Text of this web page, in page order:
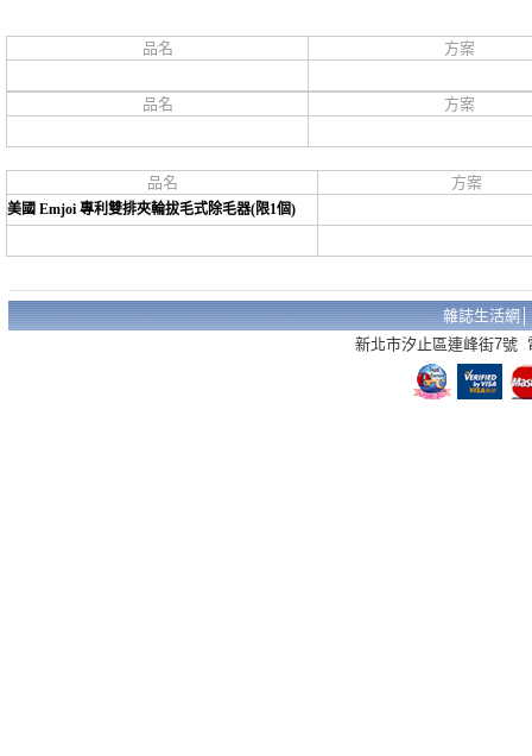
品名 方案
品名 方案
品名 方案
美國 Emjoi 專利雙排夾輪拔毛式除毛器(限1個)
雜誌生活網
新北市汐止區連峰街7號